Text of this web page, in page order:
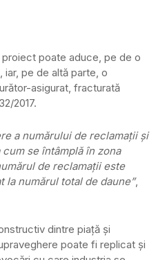
poate aduce, pe de o
iar, pe de altă parte, o
asigurat, fracturată
2017.
a numărului de reclamaţii şi
se întâmplă în zona
de reclamaţii este
la numărul total de daune”,
dintre piaţă şi
poate fi replicat şi